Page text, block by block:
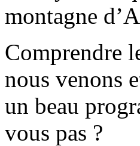
montagne
Comprendre
nous venons
un beau
vous pas ?